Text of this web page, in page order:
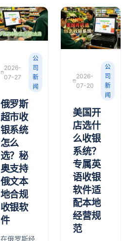
2026-
07-27
公
司
新
闻
俄罗斯
超市收
银系统
怎么
选？秘
奥支持
俄文本
地合规
收银软
件
在俄罗斯经
2026-
07-20
公
司
新
闻
美国开
店选什
么收银
系统？
专属英
语收银
软件适
配本地
经营规
范